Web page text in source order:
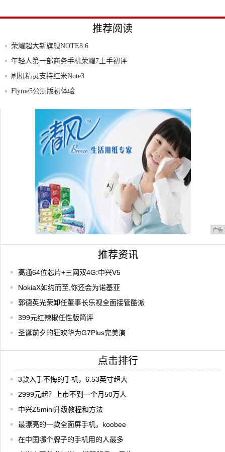
推荐阅读
荣耀超大新旗舰NOTE8:6
年轻人第一部商务手机荣耀7上手初评
刷机精灵支持红米Note3
Flyme5公测版初体验
一代神机华为C8650——我的第一部智能手
广告
推荐资讯
高通64位芯片+三网双4G:中兴V5
NokiaX如约而至,你还会为诺基亚
郭德英光荣卸任董事长乐视全面接管酷派
399元红辣椒任性版简评
圣诞前夕的狂欢华为G7Plus完美演
点击排行
3款入手不悔的手机，6.53英寸超大
2999元起？上市不到一个月50万人
中兴Z5mini升级教程和方法
最漂亮的一款全面屏手机，koobee
在中国哪个牌子的手机用的人最多